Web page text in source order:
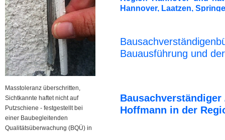
Masstoleranz überschritten,
Sichtkannte haftet nicht auf
Putzschiene - festgestellt bei
einer Baubegleitenden
Qualitätsüberwachung (BQÜ) in
Bauausführung und
Hannover, Laatzen,
Hoffmann in der